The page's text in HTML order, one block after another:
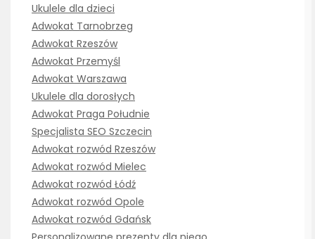
Ukulele dla dzieci
Adwokat Tarnobrzeg
Adwokat Rzeszów
Adwokat Przemyśl
Adwokat Warszawa
Ukulele dla dorosłych
Adwokat Praga Południe
Specjalista SEO Szczecin
Adwokat rozwód Rzeszów
Adwokat rozwód Mielec
Adwokat rozwód Łódź
Adwokat rozwód Opole
Adwokat rozwód Gdańsk